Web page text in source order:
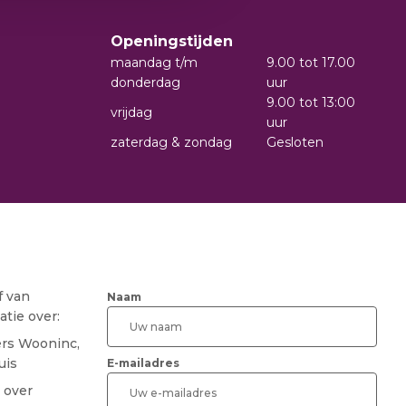
Openingstijden
maandag t/m
donderdag
9.00 tot 17.00
uur
vrijdag
9.00 tot 13:00
uur
zaterdag & zondag
Gesloten
van
over:
Wooninc,
over
Naam
E-mailadres